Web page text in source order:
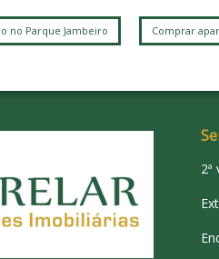
no Parque Jambeiro Comprar
2ª